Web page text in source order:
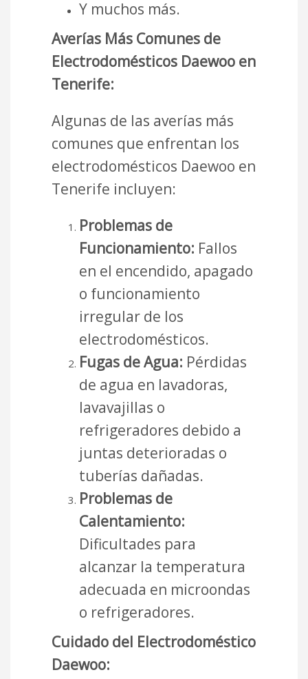
Y muchos más.
Averías Más Comunes de
Electrodomésticos Daewoo en
Tenerife:
Algunas de las averías más
comunes que enfrentan los
electrodomésticos Daewoo en
Tenerife incluyen:
Problemas de
Funcionamiento: Fallos
en el encendido, apagado
o funcionamiento
irregular de los
electrodomésticos.
Fugas de Agua: Pérdidas
de agua en lavadoras,
lavavajillas o
refrigeradores debido a
juntas deterioradas o
tuberías dañadas.
Problemas de
Calentamiento:
Dificultades para
alcanzar la temperatura
adecuada en microondas
o refrigeradores.
Cuidado del Electrodoméstico
Daewoo: